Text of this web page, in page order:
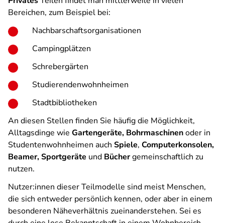
Bereichen, zum Beispiel bei:
Nachbarschaftsorganisationen
Campingplätzen
Schrebergärten
Studierendenwohnheimen
Stadtbibliotheken
An diesen Stellen finden Sie häufig die Möglichkeit,
Alltagsdinge wie Gartengeräte, Bohrmaschinenoder in
Studentenwohnheimen auch Spiele, Computerkonsolen,
Beamer, Sportgeräte und Büchergemeinschaftlich zu
nutzen.
Nutzer:innen dieser Teilmodelle sind meist Menschen,
die sich entweder persönlich kennen, oder aber in einem
besonderen Näheverhältnis zueinanderstehen. Sei es